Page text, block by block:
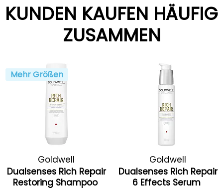
KUNDEN KAUFEN HÄUFIG
ZUSAMMEN
Mehr Größen
Goldwell
Dualsenses Rich Repair
Restoring Shampoo
Goldwell
Dualsenses Rich Repair
6 Effects Serum